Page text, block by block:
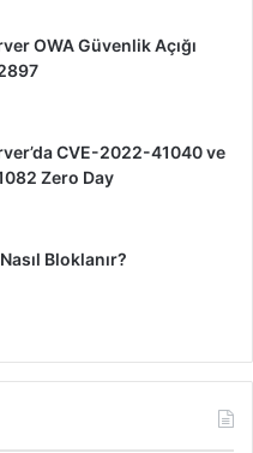
OWA Güvenlik Açığı
CVE-2022-41040 ve
Zero Day
Bloklanır?